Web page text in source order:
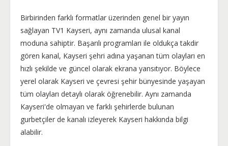
Birbirinden farklı formatlar üzerinden genel bir yayın
sağlayan TV1 Kayseri, aynı zamanda ulusal kanal
moduna sahiptir. Başarılı programları ile oldukça takdir
gören kanal, Kayseri şehri adına yaşanan tüm olayları en
hızlı şekilde ve güncel olarak ekrana yansıtıyor. Böylece
yerel olarak Kayseri ve çevresi şehir bünyesinde yaşayan
tüm olayları detaylı olarak öğrenebilir. Aynı zamanda
Kayseri'de olmayan ve farklı şehirlerde bulunan
gurbetçiler de kanalı izleyerek Kayseri hakkında bilgi
alabilir.